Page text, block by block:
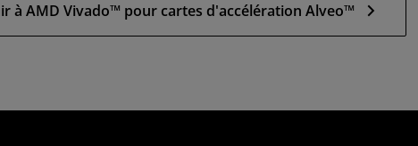
à AMD Vivado™ pour cartes d'accélération Alveo™